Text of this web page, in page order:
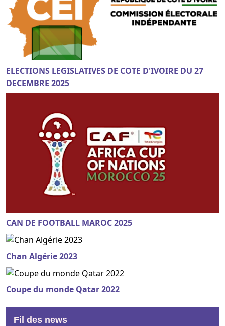
ELECTIONS LEGISLATIVES DE COTE D'IVOIRE DU 27
DECEMBRE 2025
CAN DE FOOTBALL MAROC 2025
Chan Algérie 2023
Coupe du monde Qatar 2022
Fil des news